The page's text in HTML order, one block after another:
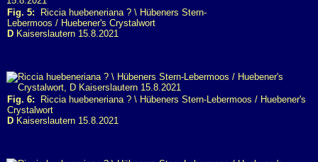
Fig. 5: Riccia huebeneriana ? \ Hübeners Stern-
Lebermoos / Huebener's Crystalwort
D Kaiserslautern 15.8.2021
Fig. 6: Riccia huebeneriana ? \ Hübeners Stern-Lebermoos / Huebener's
Crystalwort
D Kaiserslautern 15.8.2021